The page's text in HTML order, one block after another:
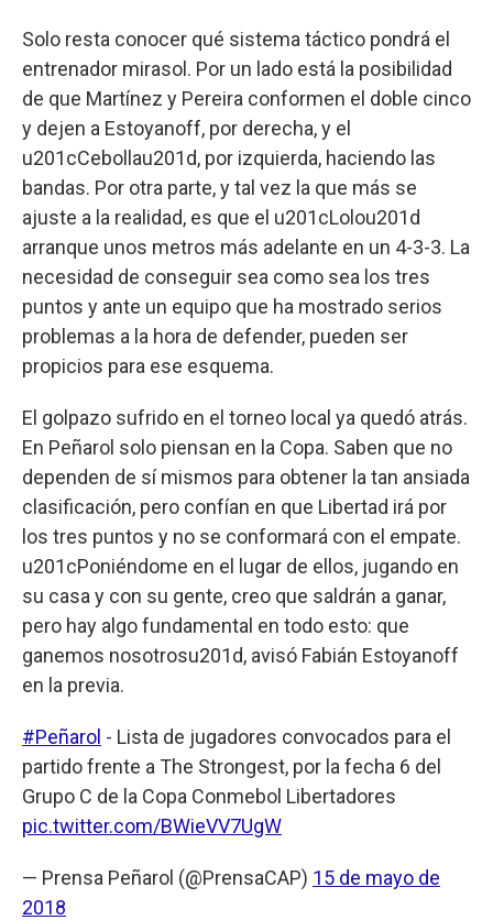
Solo resta conocer qué sistema táctico pondrá el
entrenador mirasol. Por un lado está la posibilidad
de que Martínez y Pereira conformen el doble cinco
y dejen a Estoyanoff, por derecha, y el
u201cCebollau201d, por izquierda, haciendo las
bandas. Por otra parte, y tal vez la que más se
ajuste a la realidad, es que el u201cLolou201d
arranque unos metros más adelante en un 4-3-3. La
necesidad de conseguir sea como sea los tres
puntos y ante un equipo que ha mostrado serios
problemas a la hora de defender, pueden ser
propicios para ese esquema.
El golpazo sufrido en el torneo local ya quedó atrás.
En Peñarol solo piensan en la Copa. Saben que no
dependen de sí mismos para obtener la tan ansiada
clasificación, pero confían en que Libertad irá por
los tres puntos y no se conformará con el empate.
u201cPoniéndome en el lugar de ellos, jugando en
su casa y con su gente, creo que saldrán a ganar,
pero hay algo fundamental en todo esto: que
ganemos nosotrosu201d, avisó Fabián Estoyanoff
en la previa.
#Peñarol - Lista de jugadores convocados para el
partido frente a The Strongest, por la fecha 6 del
Grupo C de la Copa Conmebol Libertadores
pic.twitter.com/BWieVV7UgW
— Prensa Peñarol (@PrensaCAP) 15 de mayo de
2018